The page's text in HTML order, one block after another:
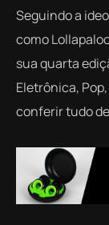
Seguindo a
como
sua quarta
Eletrônica,
conferir tudo